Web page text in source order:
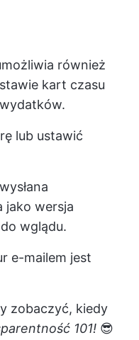
również
kart czasu
lub ustawić
jako wersja
wglądu.
e-mailem jest
zobaczyć, kiedy
101! 😎